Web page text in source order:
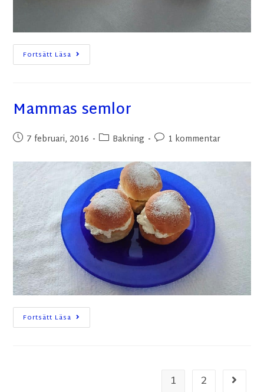
Fortsätt Läsa
Mammas semlor
7 februari, 2016 Bakning 1 kommentar
Fortsätt Läsa
1 2